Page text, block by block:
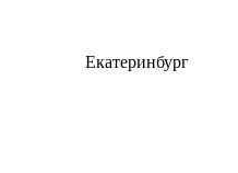
Екатеринбург